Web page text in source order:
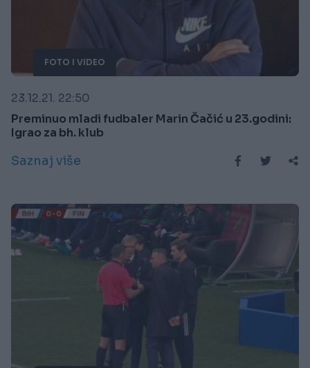
FOTO I VIDEO
23.12.21. 22:50
Preminuo mladi fudbaler Marin Čačić u 23.godini:
Igrao za bh. klub
Saznaj više